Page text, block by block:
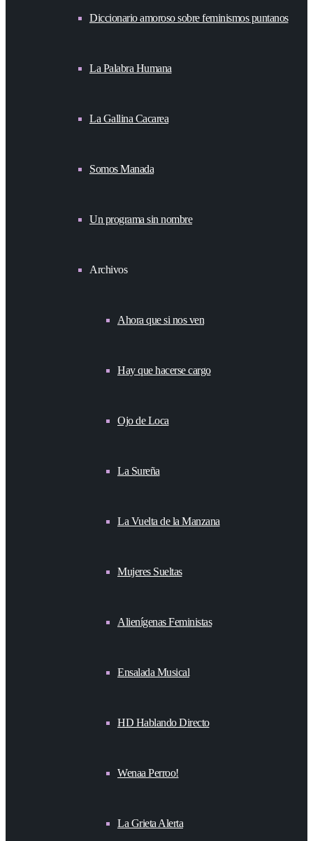
Diccionario amoroso sobre feminismos puntanos
La Palabra Humana
La Gallina Cacarea
Somos Manada
Un programa sin nombre
Archivos
Ahora que si nos ven
Hay que hacerse cargo
Ojo de Loca
La Sureña
La Vuelta de la Manzana
Mujeres Sueltas
Alienígenas Feministas
Ensalada Musical
HD Hablando Directo
Wenaa Perroo!
La Grieta Alerta